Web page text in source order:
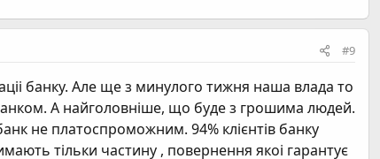
#9
банку. Але ще з минулого тижня наша влада то
А найголовніше, що буде з грошима людей.
не платоспроможним. 94% клієнтів банку
тільки частину , повернення якоі гарантує